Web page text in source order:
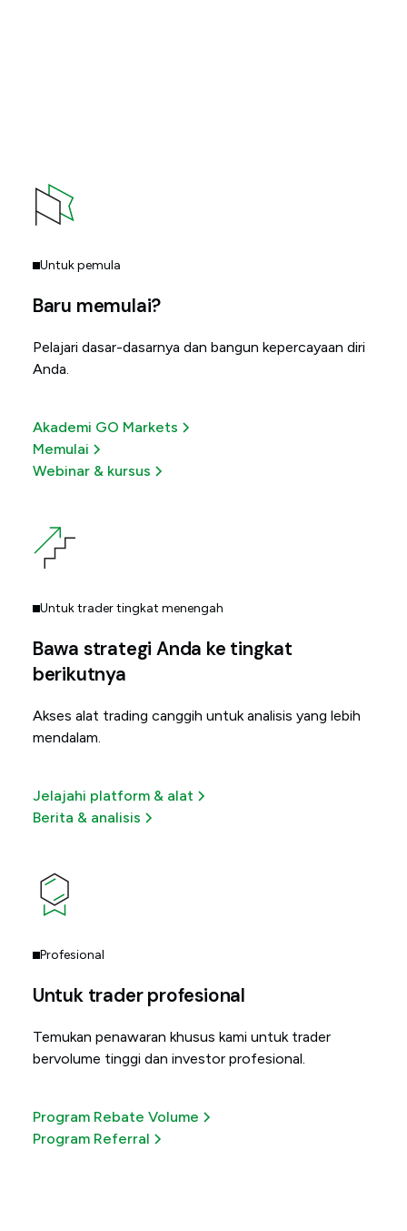
Untuk pemula
Baru memulai?
Pelajari dasar-dasarnya dan bangun kepercayaan diri
Anda.
Akademi GO Markets
Memulai
Webinar & kursus
Untuk trader tingkat menengah
Bawa strategi Anda ke tingkat
berikutnya
Akses alat trading canggih untuk analisis yang lebih
mendalam.
Jelajahi platform & alat
Berita & analisis
Profesional
Untuk trader profesional
Temukan penawaran khusus kami untuk trader
bervolume tinggi dan investor profesional.
Program Rebate Volume
Program Referral